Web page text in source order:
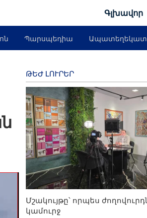
Գլխավոր
Պարսպեդիա
ԹԵԺ ԼՈՒՐԵՐ
Մշակույթը՝ որպես
կամուրջ